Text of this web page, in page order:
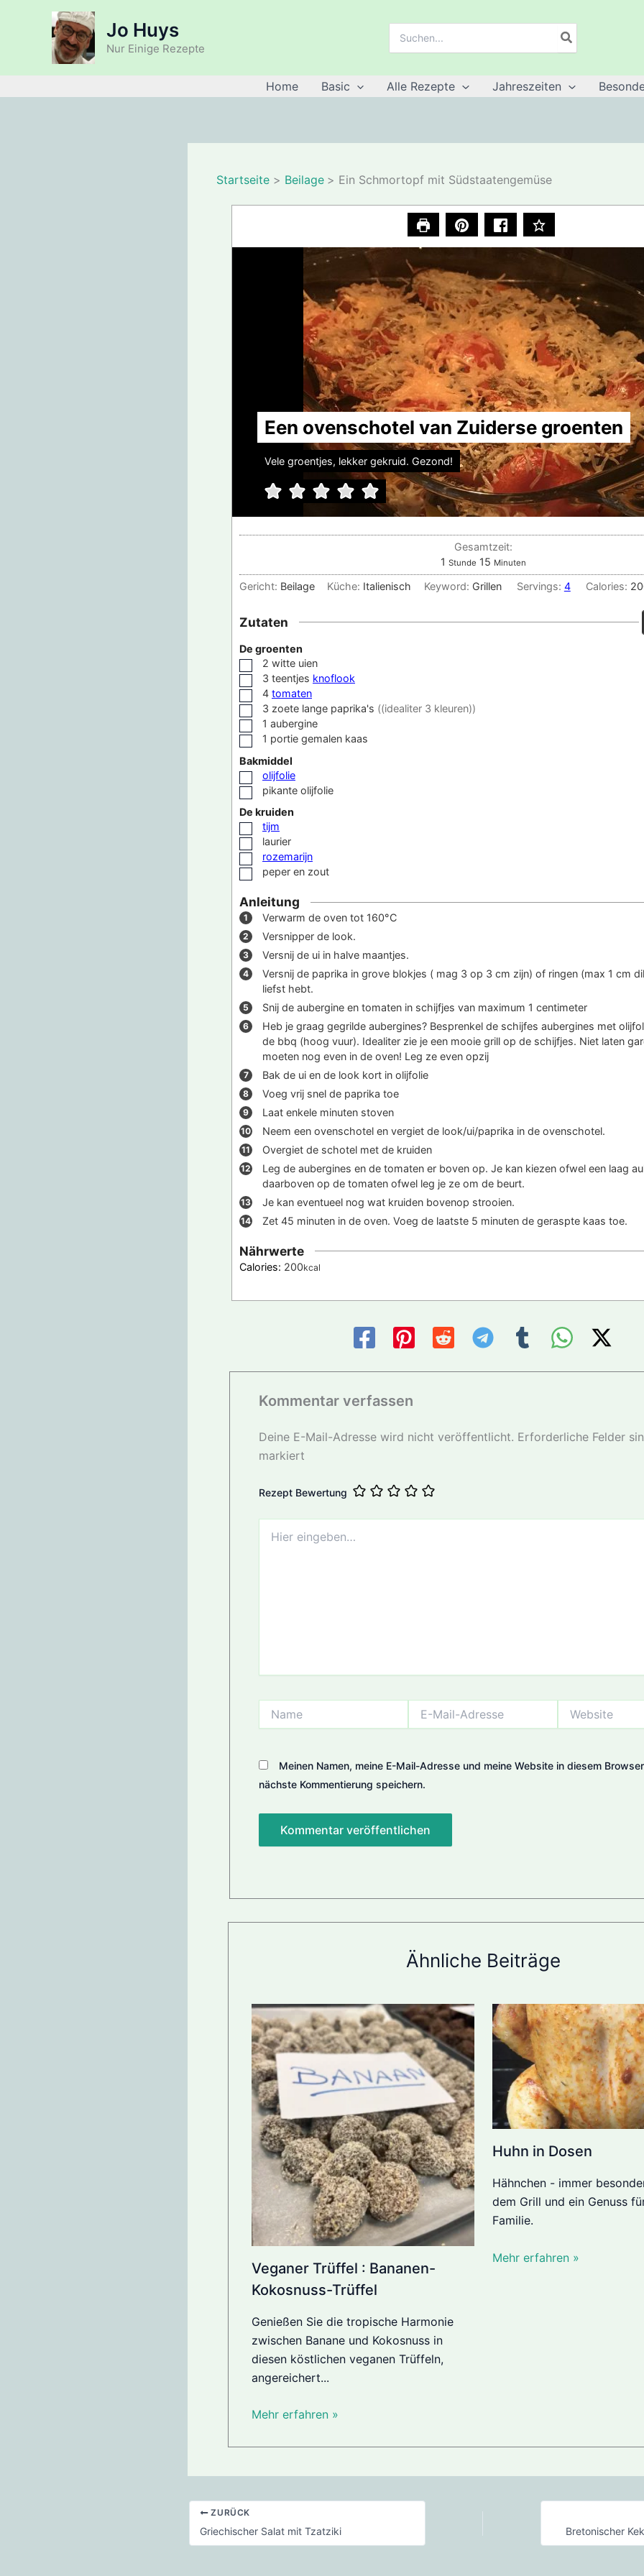
Jo Huys
Nur Einige Rezepte
nach:
Home Basic Alle Rezepte Jahreszeiten
Startseite Beilage Ein Schmortopf mit Südstaatengemüse
Een ovenschotel van Zuiderse groenten
Vele groentjes, lekker gekruid. Gezond!
Gesamtzeit:
1 Stunde
Stunde 15Minuten
Minuten
Gericht: Beilage Küche: Italienisch Keyword: Grillen Servings: 4 Calories:
Zutaten
De groenten
▢
2 witte uien
▢
3 teentjes knoflook
▢
4 tomaten
▢
3 zoete lange paprika's ((idealiter 3 kleuren))
▢1 aubergine
▢1 portie gemalen kaas
Bakmiddel
▢
olijfolie
▢
pikante olijfolie
De kruiden
▢
tijm
▢
laurier
▢
rozemarijn
▢
peper en zout
Anleitung
Verwarm de oven tot 160°C
Versnipper de look.
Versnij de ui in halve maantjes.
Versnij de paprika in grove blokjes ( mag 3 op 3 cm zijn) of ringen (max 1 cm
liefst hebt.
Snij de aubergine en tomaten in schijfjes van maximum 1 centimeter
Heb je graag gegrilde aubergines? Besprenkel de schijfes aubergines met
de bbq (hoog vuur). Idealiter zie je een mooie grill op de schijfjes. Niet laten
moeten nog even in de oven! Leg ze even opzij
Bak de ui en de look kort in olijfolie
Voeg vrij snel de paprika toe
Laat enkele minuten stoven
Neem een ovenschotel en vergiet de look/ui/paprika in de ovenschotel.
Overgiet de schotel met de kruiden
Leg de aubergines en de tomaten er boven op. Je kan kiezen ofwel een laag
daarboven op de tomaten ofwel leg je ze om de beurt.
Je kan eventueel nog wat kruiden bovenop strooien.
Zet 45 minuten in de oven. Voeg de laatste 5 minuten de geraspte kaas toe.
Nährwerte
Calories: 200kcal
Kommentar verfassen
Deine E-Mail-Adresse wird nicht veröffentlicht. Erforderliche Felder
markiert
Rezept Bewertung
eingeben…
Mail-
Meinen Namen, meine E-Mail-Adresse und meine Website in diesem
nächste Kommentierung speichern.
Ähnliche Beiträge
Veganer Trüffel : Bananen-
Kokosnuss-Trüffel
Genießen Sie die tropische Harmonie
zwischen Banane und Kokosnuss in
diesen köstlichen veganen Trüffeln,
angereichert...
Mehr erfahren »
Huhn in Dosen
Hähnchen - immer
dem Grill und ein Genuss
Familie.
Mehr erfahren »
ZURÜCK
Griechischer Salat mit Tzatziki Bretonischer